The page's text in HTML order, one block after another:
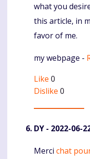
what you
this article, in
favor of me.
my webpage -
Like 0
Dislike 0
DY - 2022-06-
Komentaras
Merci chat